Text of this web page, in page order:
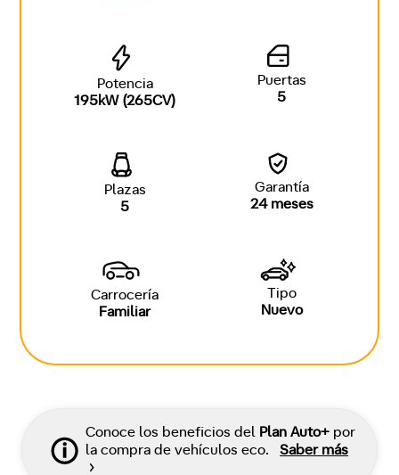
Potencia
195kW (265CV)
Puertas
5
Plazas
5
Garantía
24 meses
Carrocería
Familiar
Tipo
Nuevo
Conoce los beneficios del Plan Auto+ por
la compra de vehículos eco.
Saber más